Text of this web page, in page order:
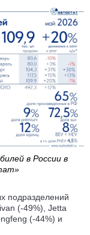
в России в
подразделений
(-49%), Jetta
(-44%) и